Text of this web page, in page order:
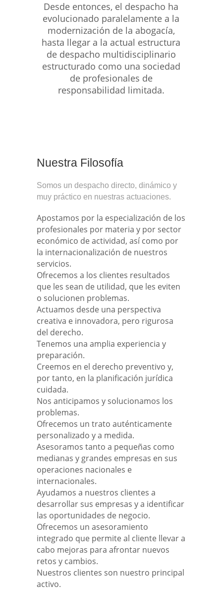
Desde entonces, el despacho ha
evolucionado paralelamente a la
modernización de la abogacía,
hasta llegar a la actual estructura
de despacho multidisciplinario
estructurado como una sociedad
de profesionales de
responsabilidad limitada.
Nuestra Filosofía
Somos un despacho directo, dinámico y
muy práctico en nuestras actuaciones.
Apostamos por la especialización de los
profesionales por materia y por sector
económico de actividad, así como por
la internacionalización de nuestros
servicios.
Ofrecemos a los clientes resultados
que les sean de utilidad, que les eviten
o solucionen problemas.
Actuamos desde una perspectiva
creativa e innovadora, pero rigurosa
del derecho.
Tenemos una amplia experiencia y
preparación.
Creemos en el derecho preventivo y,
por tanto, en la planificación jurídica
cuidada.
Nos anticipamos y solucionamos los
problemas.
Ofrecemos un trato auténticamente
personalizado y a medida.
Asesoramos tanto a pequeñas como
medianas y grandes empresas en sus
operaciones nacionales e
internacionales.
Ayudamos a nuestros clientes a
desarrollar sus empresas y a identificar
las oportunidades de negocio.
Ofrecemos un asesoramiento
integrado que permite al cliente llevar a
cabo mejoras para afrontar nuevos
retos y cambios.
Nuestros clientes son nuestro principal
activo.